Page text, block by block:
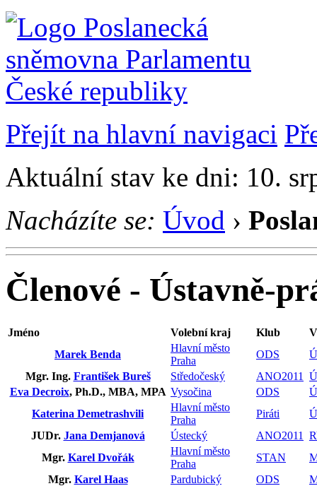
Přejít na hlavní navigaci
Aktuální stav ke dni: 10.
Nacházíte se: Úvod ›
Členové - Ústavně-
Jméno Volební kraj Klub
Marek Benda
Hlavní město
Praha
ODS
Mgr. Ing. František Bureš Středočeský ANO2011
Eva Decroix, Ph.D., MBA, MPA Vysočina ODS
Katerina Demetrashvili
Hlavní město
Praha
Piráti
JUDr. Jana Demjanová Ústecký ANO2011
Mgr. Karel Dvořák
Hlavní město
Praha
STAN
Mgr. Karel Haas Pardubický ODS